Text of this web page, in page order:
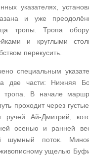
указателях,
и уже
тропы. Тропа
и круглыми
перекусить.
специальным
две части: Нижняя
тропа. В начале
проходит через
ручей Ай-Дмитрий,
осенью и ранней
шумный поток.
живописному ущелью